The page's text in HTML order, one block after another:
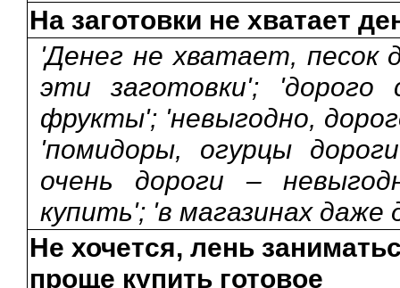
На заготовки не хватает
'Денег не хватает, песок
эти заготовки';
фрукты'; 'невыгодно,
'помидоры, огурцы
очень дороги –
купить'; 'в магазинах даже
Не хочется, лень
проще купить готовое